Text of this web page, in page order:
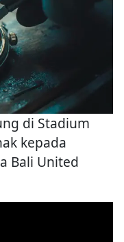
di Stadium
kepada
Bali United